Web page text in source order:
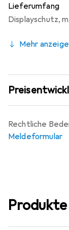
Lieferumfang
Displayschutz,
Mehr
Rechtliche
Meldeformular